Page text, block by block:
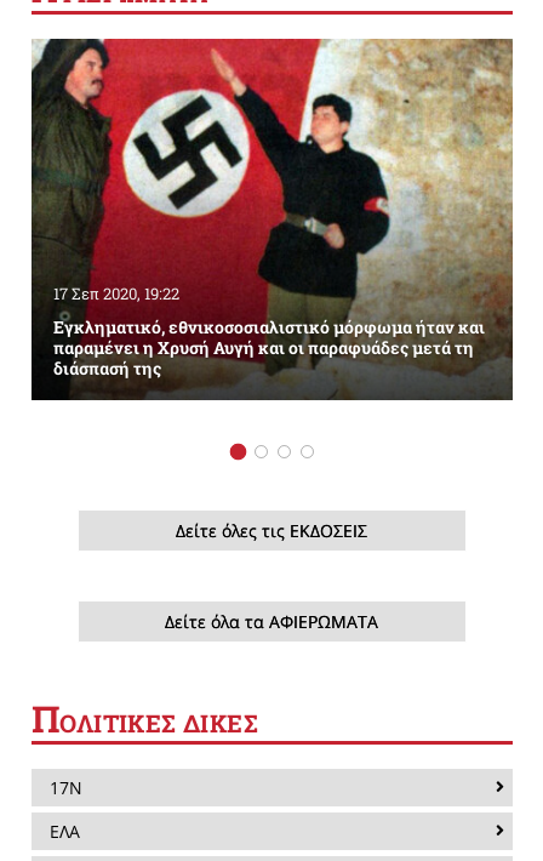
17 Σεπ 2020, 19:22
Εγκληματικό, εθνικοσοσιαλιστικό μόρφωμα ήταν και
παραμένει η Χρυσή Αυγή και οι παραφυάδες μετά τη
διάσπασή της
Δείτε όλες τις ΕΚΔΟΣΕΙΣ
Δείτε όλα τα ΑΦΙΕΡΩΜΑΤΑ
ΠΟΛΙΤΙΚΕΣ ΔΙΚΕΣ
17Ν
ΕΛΑ